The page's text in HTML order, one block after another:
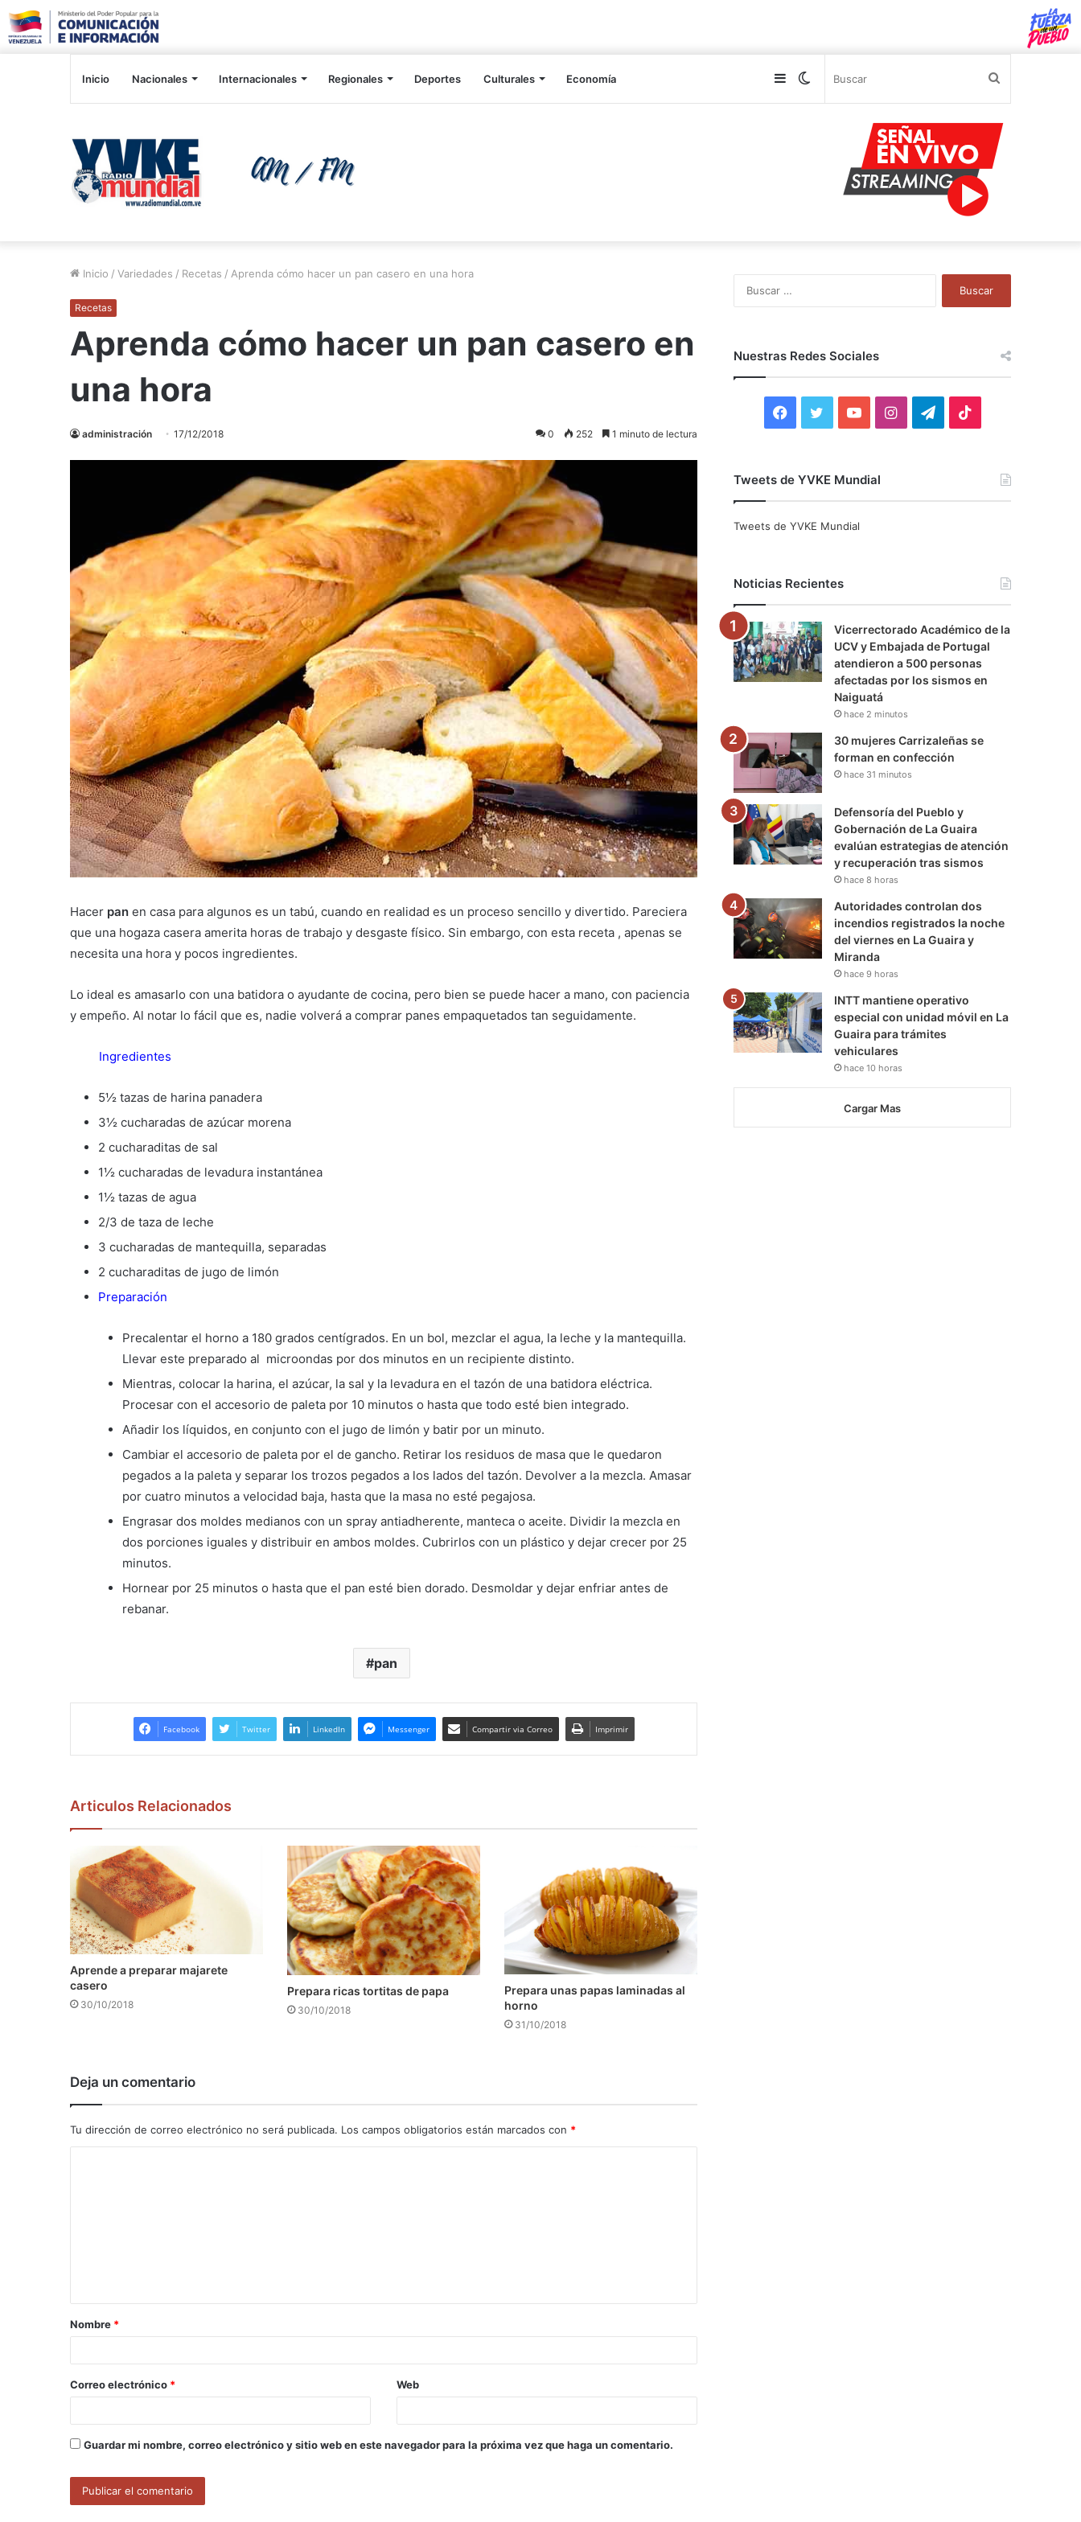
Inicio Nacionales Internacionales Regionales Deportes Culturales Economía Switch
Sidebar
Inicio / Variedades / Recetas / Aprenda cómo hacer un pan casero en una hora
Recetas
Aprenda cómo hacer un pan casero en
una hora
administración 17/12/2018 0 252 1 minuto de lectura
Hacer pan en casa para algunos es un tabú, cuando en realidad es un proceso sencillo y divertido. Pareciera
que una hogaza casera amerita horas de trabajo y desgaste físico. Sin embargo, con esta receta , apenas se
necesita una hora y pocos ingredientes.
Lo ideal es amasarlo con una batidora o ayudante de cocina, pero bien se puede hacer a mano, con paciencia
y empeño. Al notar lo fácil que es, nadie volverá a comprar panes empaquetados tan seguidamente.
Ingredientes
5½ tazas de harina panadera
3½ cucharadas de azúcar morena
2 cucharaditas de sal
1½ cucharadas de levadura instantánea
1½ tazas de agua
2/3 de taza de leche
3 cucharadas de mantequilla, separadas
2 cucharaditas de jugo de limón
Preparación
Precalentar el horno a 180 grados centígrados. En un bol, mezclar el agua, la leche y la mantequilla.
Llevar este preparado al microondas por dos minutos en un recipiente distinto.
Mientras, colocar la harina, el azúcar, la sal y la levadura en el tazón de una batidora eléctrica.
Procesar con el accesorio de paleta por 10 minutos o hasta que todo esté bien integrado.
Añadir los líquidos, en conjunto con el jugo de limón y batir por un minuto.
Cambiar el accesorio de paleta por el de gancho. Retirar los residuos de masa que le quedaron
pegados a la paleta y separar los trozos pegados a los lados del tazón. Devolver a la mezcla. Amasar
por cuatro minutos a velocidad baja, hasta que la masa no esté pegajosa.
Engrasar dos moldes medianos con un spray antiadherente, manteca o aceite. Dividir la mezcla en
dos porciones iguales y distribuir en ambos moldes. Cubrirlos con un plástico y dejar crecer por 25
minutos.
Hornear por 25 minutos o hasta que el pan esté bien dorado. Desmoldar y dejar enfriar antes de
rebanar.
pan
Facebook Twitter LinkedIn Messenger Compartir via Correo Imprimir
Articulos Relacionados
Aprende a preparar majarete
casero
30/10/2018
Prepara ricas tortitas de papa
30/10/2018
Prepara unas papas laminadas al
horno
31/10/2018
Deja un comentario
Tu dirección de correo electrónico no será publicada. Los campos obligatorios están marcados con *
a
r
*
Nombre *
Correo electrónico * Web
Guardar mi nombre, correo electrónico y sitio web en este navegador para la próxima vez que haga un comentario.
Nuestras Redes Sociales
F
c
o
k
i
r
Y
u
e
I
r
a
m
T
a
m
Tweets de YVKE Mundial
Tweets de YVKE Mundial
Noticias Recientes
Vicerrectorado Académico de la
UCV y Embajada de Portugal
atendieron a 500 personas
afectadas por los sismos en
Naiguatá
hace 2 minutos
30 mujeres Carrizaleñas se
forman en confección
hace 31 minutos
Defensoría del Pueblo y
Gobernación de La Guaira
evalúan estrategias de atención
y recuperación tras sismos
hace 8 horas
Autoridades controlan dos
incendios registrados la noche
del viernes en La Guaira y
Miranda
hace 9 horas
INTT mantiene operativo
especial con unidad móvil en La
Guaira para trámites
vehiculares
hace 10 horas
Cargar Mas